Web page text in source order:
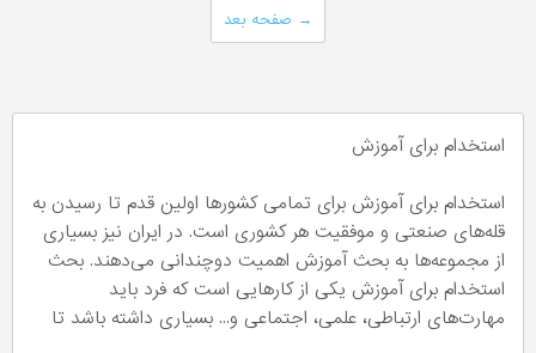
صفحه بعد →
استخدام برای آموزش
استخدام برای آموزش برای تمامی کشورها اولین قدم تا رسیدن به
قله‌های صنعتی و موفقیت هر کشوری است. در ایران نیز بسیاری
از مجموعه‌ها به بحث آموزش اهمیت دوچندانی می‌دهند. بحث
استخدام برای آموزش یکی از کارهایی است که فرد باید
مهارت‌های ارتباطی، علمی، اجتماعی و... بسیاری داشته باشد تا